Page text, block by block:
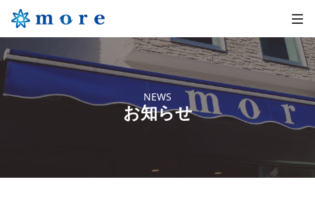
NEWS
お知らせ